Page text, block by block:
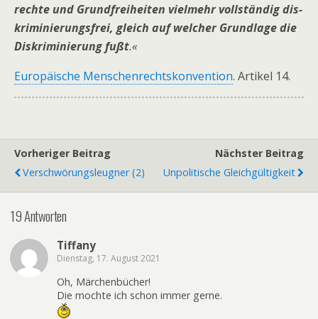
rech­te und Grund­frei­hei­ten viel­mehr voll­stän­dig dis­
kri­mi­nie­rungs­frei, gleich auf wel­cher Grund­la­ge die
Dis­kri­minie­rung fußt.«
Europäische Menschenrechtskonvention. Artikel 14.
Vorheriger Beitrag
Verschwörungsleugner (2)
Nächster Beitrag
Unpolitische Gleichgültigkeit
19 Antworten
Tiffany
Dienstag, 17. August 2021
Oh, Märchenbücher!
Die mochte ich schon immer gerne.